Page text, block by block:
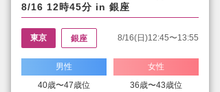
8/16 12時45分 in 銀座
東京 銀座 8/16(日)12:45〜13:55
男性
40歳〜47歳位
女性
36歳〜43歳位